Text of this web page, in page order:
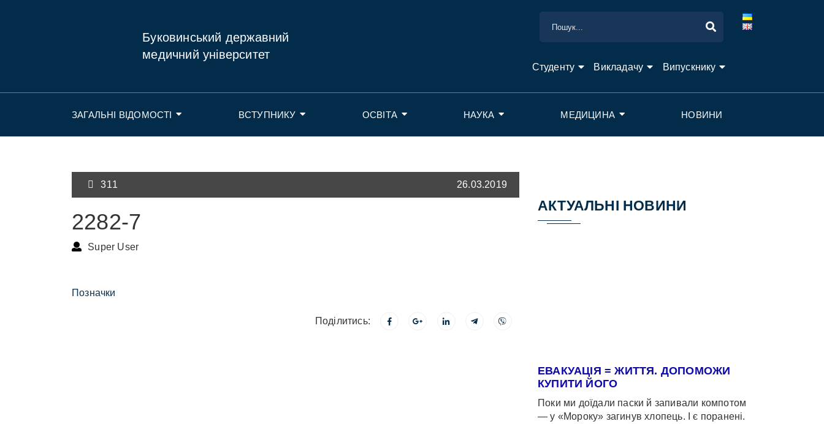
Буковинський державний
медичний університет
Студенту Викладачу Випускнику
ЗАГАЛЬНІ ВІДОМОСТІ ВСТУПНИКУ ОСВІТА НАУКА МЕДИЦИНА НОВИНИ
311 26.03.2019
2282-7
Super User
Позначки
Поділитись:
АКТУАЛЬНІ НОВИНИ
ЕВАКУАЦІЯ = ЖИТТЯ. ДОПОМОЖИ
КУПИТИ ЙОГО
Поки ми доїдали паски й запивали компотом
— у «Мороку» загинув хлопець. І є поранені.